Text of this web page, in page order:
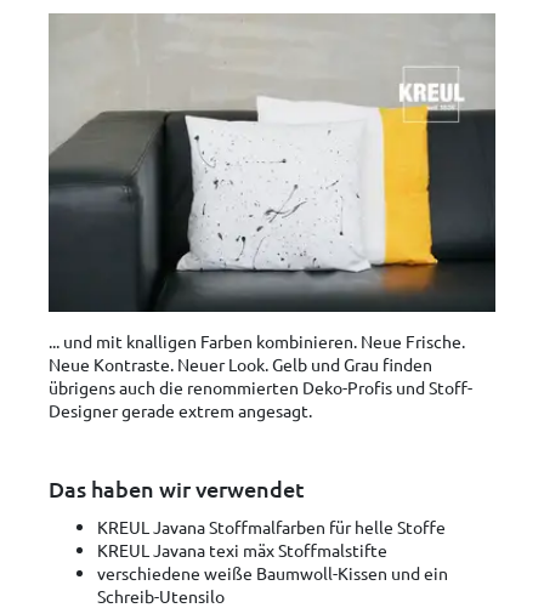
... und mit knalligen Farben kombinieren. Neue Frische.
Neue Kontraste. Neuer Look. Gelb und Grau finden
übrigens auch die renommierten Deko-Profis und Stoff-
Designer gerade extrem angesagt.
Das haben wir verwendet
KREUL Javana Stoffmalfarben für helle Stoffe
KREUL Javana texi mäx Stoffmalstifte
verschiedene weiße Baumwoll-Kissen und ein
Schreib-Utensilo